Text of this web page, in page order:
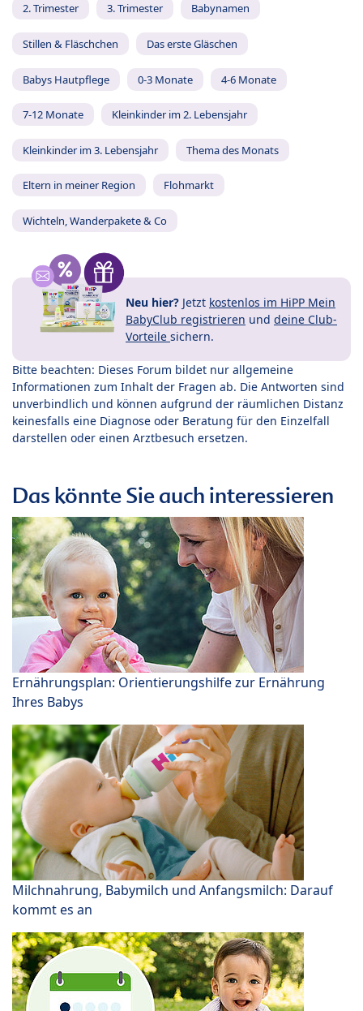
2. Trimester 3. Trimester Babynamen
Stillen & Fläschchen Das erste Gläschen
Babys Hautpflege 0-3 Monate 4-6 Monate
7-12 Monate Kleinkinder im 2. Lebensjahr
Kleinkinder im 3. Lebensjahr Thema des Monats
Eltern in meiner Region Flohmarkt
Wichteln, Wanderpakete & Co
Neu hier? Jetzt kostenlos im HiPP Mein
BabyClub registrieren und deine Club-
Vorteile sichern.
Bitte beachten: Dieses Forum bildet nur allgemeine
Informationen zum Inhalt der Fragen ab. Die Antworten sind
unverbindlich und können aufgrund der räumlichen Distanz
keinesfalls eine Diagnose oder Beratung für den Einzelfall
darstellen oder einen Arztbesuch ersetzen.
Das könnte Sie auch interessieren
Ernährungsplan: Orientierungshilfe zur Ernährung
Ihres Babys
Milchnahrung, Babymilch und Anfangsmilch: Darauf
kommt es an